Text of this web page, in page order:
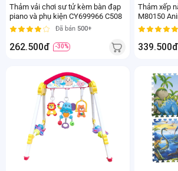
Thảm vải chơi sư tử kèm bàn đạp
piano và phụ kiện CY699966 C508
Đã bán 500+
262.500đ -30%
Thảm xếp
M80150
339.500đ